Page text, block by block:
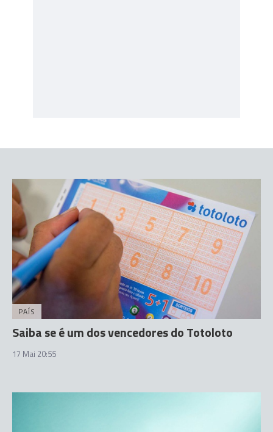
PAÍS
Saiba se é um dos vencedores do Totoloto
17 Mai 20:55